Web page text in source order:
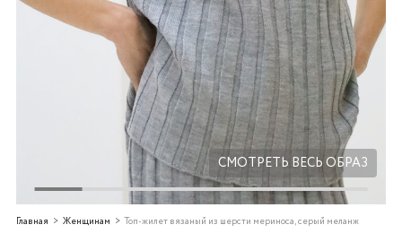
СМОТРЕТЬ ВЕСЬ ОБРАЗ
Главная Женщинам Топ-жилет вязаный из шерсти мериноса, серый меланж
Оплачивайте сегодня только
% картой любого банка
Получайте товар
выбранный способом
Оставшиеся75% будут
списыватьсяс вашей карты